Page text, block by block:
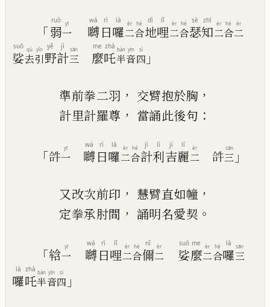
「弱
ruò
一
yī
嚩
wá
日
rì
囉
là
二
èr
合
hé
地
dì
哩
lǐ
二
èr
合
hé
瑟
sè
知
zhī
二
èr
合
hé
二
èr
娑
suō
去
qù
引
yǐn
野
yě
計
jì
三
sān
麼
me
吒
zhà
半
bàn
音
yīn
四
sì 」
準前拳二羽 ， 交臂抱於胸 ，
計里計羅尊 ， 當誦此後句 ：
「𤙖一
yī
嚩
wá
日
rì
囉
là
二
èr
合
hé
計
jì
利
lì
吉
jí
麗
lí
二
èr
𤙖三
sān 」
又改次前印 ， 慧臂直如幢 ，
定拳承肘間 ， 誦明名愛契 。
「𤚥一
yī
嚩
wá
日
rì
哩
lǐ
二
èr
合
hé
儞
nǐ
二
èr
娑
suō
麼
me
二
èr
合
hé
囉
là
三
sān
囉
là
吒
zhà
半
bàn
音
yīn
四
sì 」